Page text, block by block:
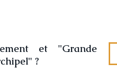
et "Grande
?